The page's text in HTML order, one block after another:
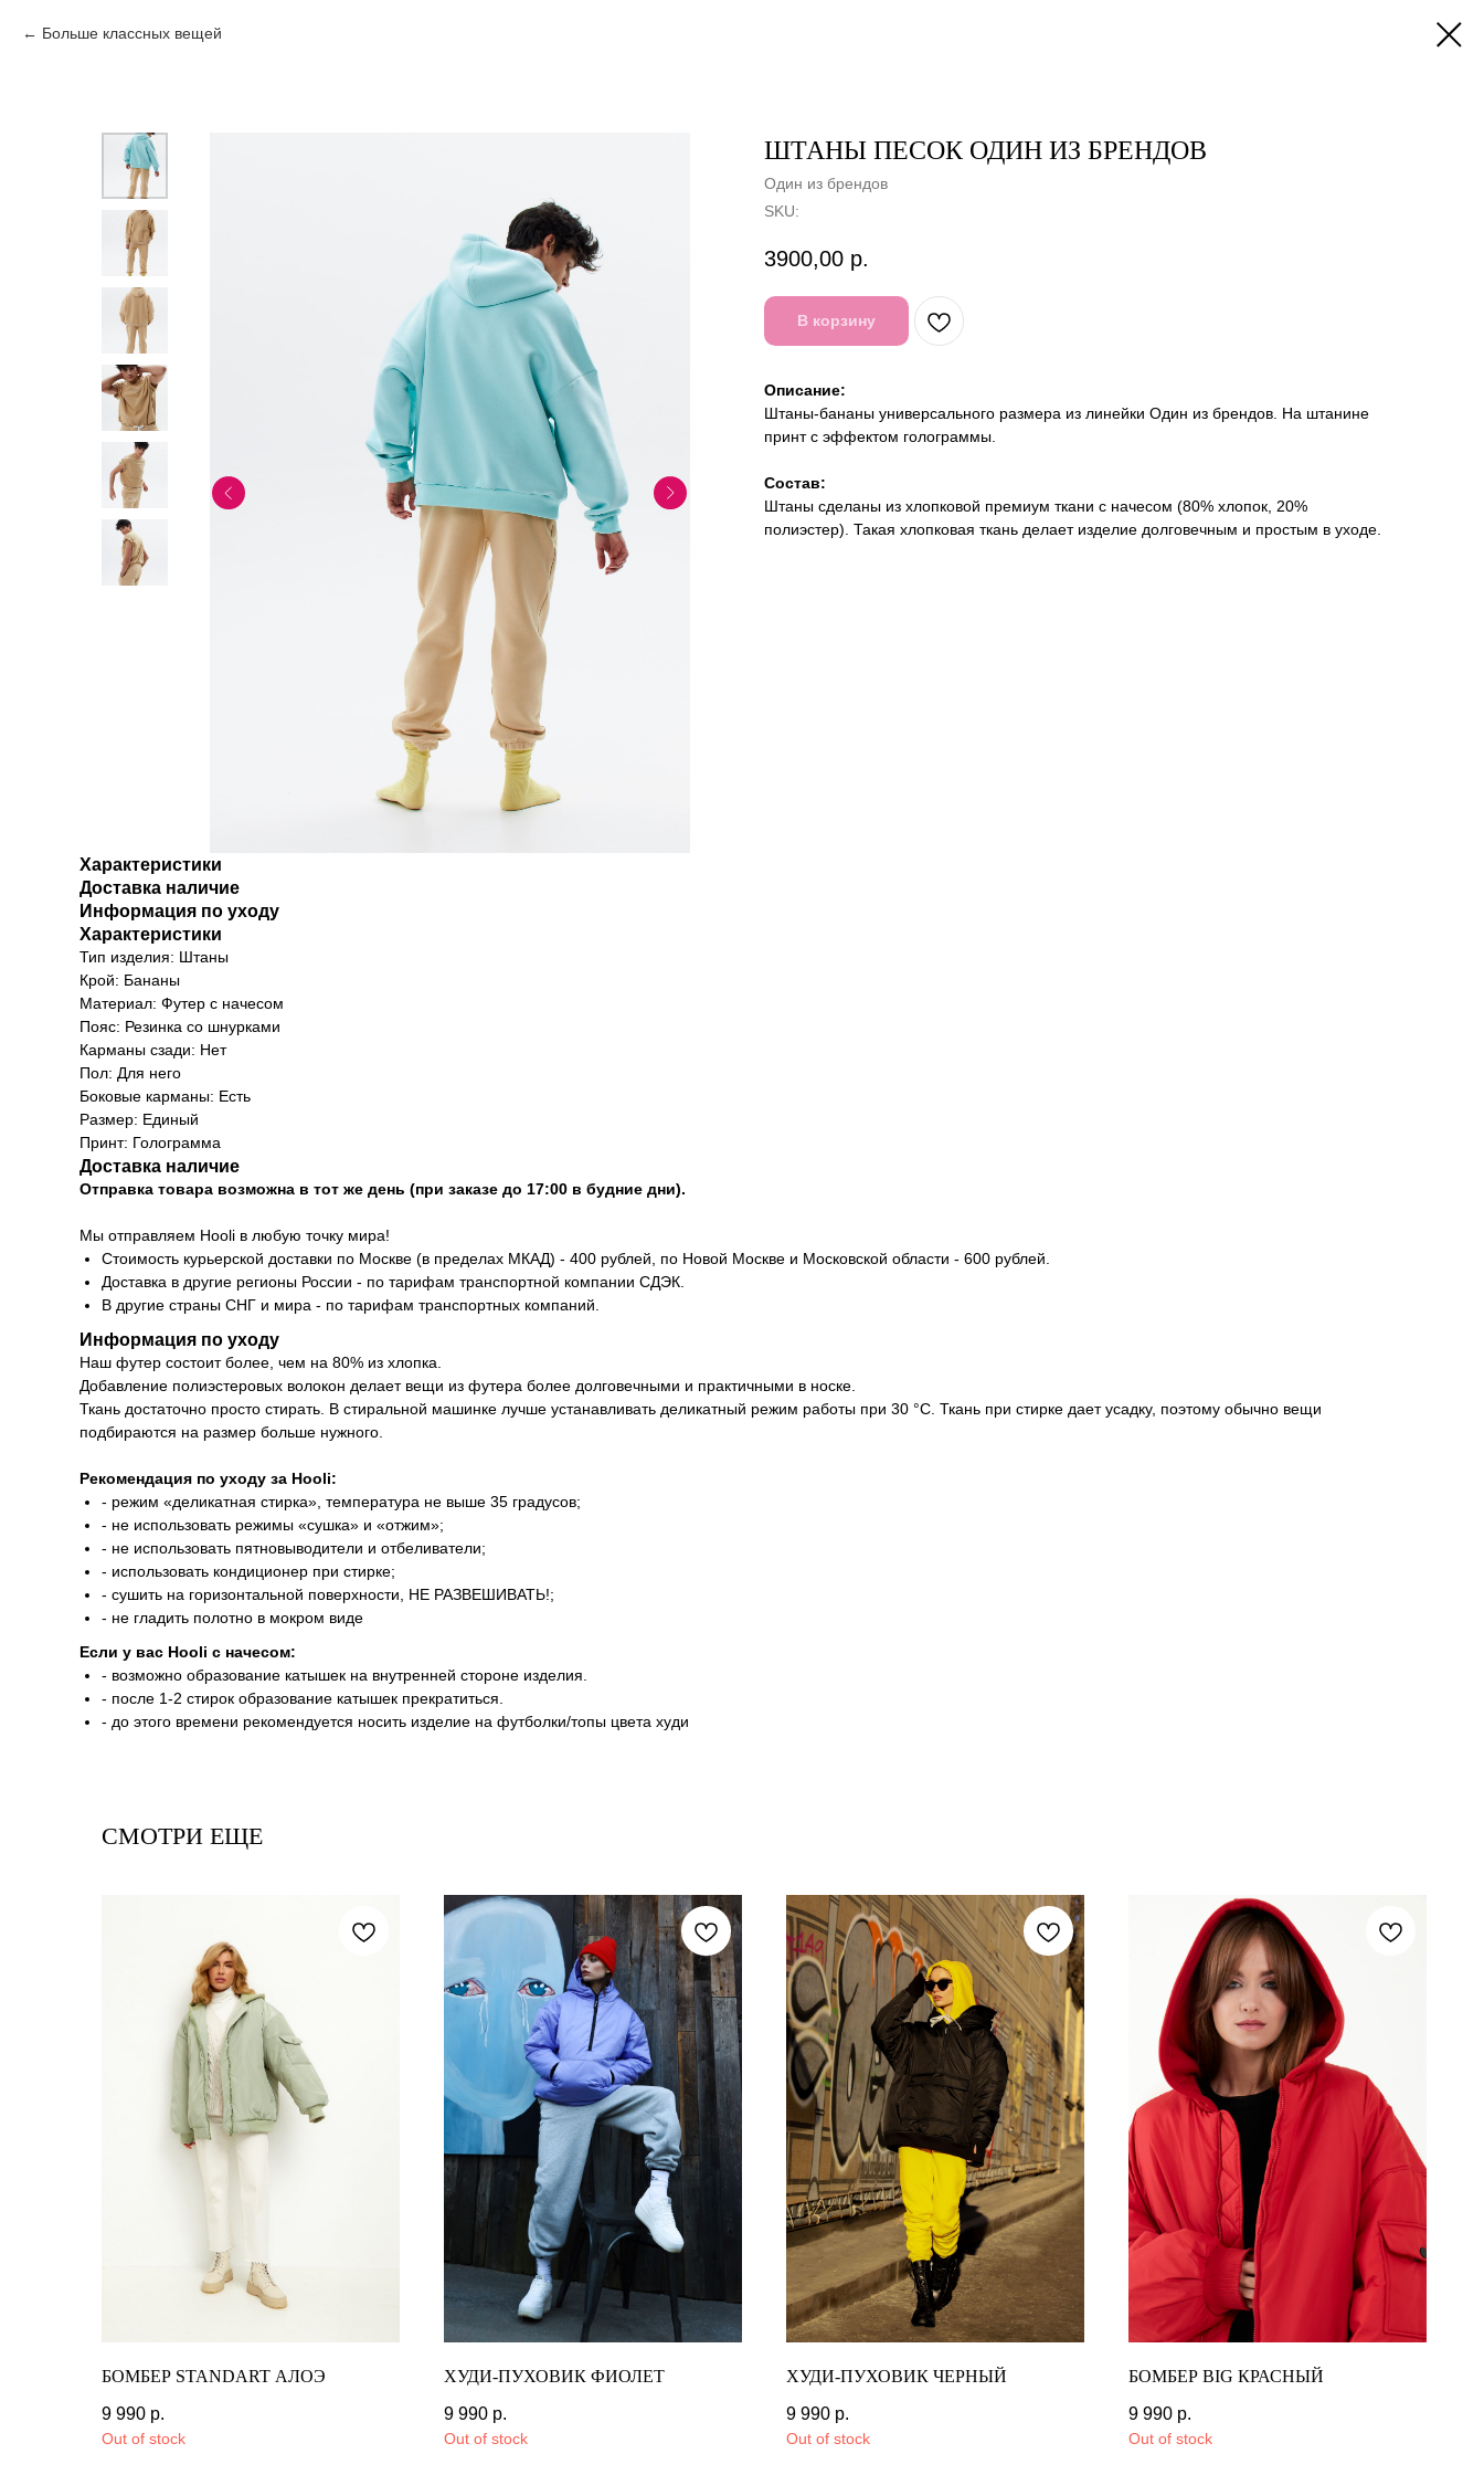
Больше классных вещей
ШТАНЫ ПЕСОК ОДИН ИЗ БРЕНДОВ
Один из брендов
SKU:
3900,00 р.
В корзину
Описание:
Штаны-бананы универсального размера из линейки Один из брендов. На штанине
принт с эффектом голограммы.
Состав:
Штаны сделаны из хлопковой премиум ткани с начесом (80% хлопок, 20%
полиэстер). Такая хлопковая ткань делает изделие долговечным и простым в уходе.
Характеристики
Доставка наличие
Информация по уходу
Характеристики
Тип изделия: Штаны
Крой: Бананы
Материал: Футер с начесом
Пояс: Резинка со шнурками
Карманы сзади: Нет
Пол: Для него
Боковые карманы: Есть
Размер: Единый
Принт: Голограмма
Доставка наличие
Отправка товара возможна в тот же день (при заказе до 17:00 в будние дни).
Мы отправляем Hooli в любую точку мира!
Стоимость курьерской доставки по Москве (в пределах МКАД) - 400 рублей, по Новой Москве и Московской области - 600 рублей.
Доставка в другие регионы России - по тарифам транспортной компании СДЭК.
В другие страны СНГ и мира - по тарифам транспортных компаний.
Информация по уходу
Наш футер состоит более, чем на 80% из хлопка.
Добавление полиэстеровых волокон делает вещи из футера более долговечными и практичными в носке.
Ткань достаточно просто стирать. В стиральной машинке лучше устанавливать деликатный режим работы при 30 °С. Ткань при стирке дает усадку, поэтому обычно вещи
подбираются на размер больше нужного.
Рекомендация по уходу за Hooli:
- режим «деликатная стирка», температура не выше 35 градусов;
- не использовать режимы «сушка» и «отжим»;
- не использовать пятновыводители и отбеливатели;
- использовать кондиционер при стирке;
- сушить на горизонтальной поверхности, НЕ РАЗВЕШИВАТЬ!;
- не гладить полотно в мокром виде
Если у вас Hooli c начесом:
- возможно образование катышек на внутренней стороне изделия.
- после 1-2 стирок образование катышек прекратиться.
- до этого времени рекомендуется носить изделие на футболки/топы цвета худи
СМОТРИ ЕЩЕ
БОМБЕР STANDART АЛОЭ
9 990 р.
Out of stock
ХУДИ-ПУХОВИК ФИОЛЕТ
9 990 р.
Out of stock
ХУДИ-ПУХОВИК ЧЕРНЫЙ
9 990 р.
Out of stock
БОМБЕР BIG КРАСНЫЙ
9 990 р.
Out of stock